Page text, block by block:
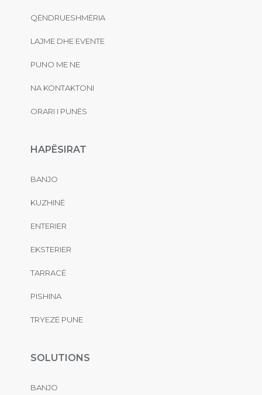
QËNDRUESHMËRIA
LAJME DHE EVENTE
PUNO ME NE
NA KONTAKTONI
ORARI I PUNËS
HAPËSIRAT
BANJO
KUZHINË
ENTERIER
EKSTERIER
TARRACË
PISHINA
TRYEZË PUNE
SOLUTIONS
BANJO